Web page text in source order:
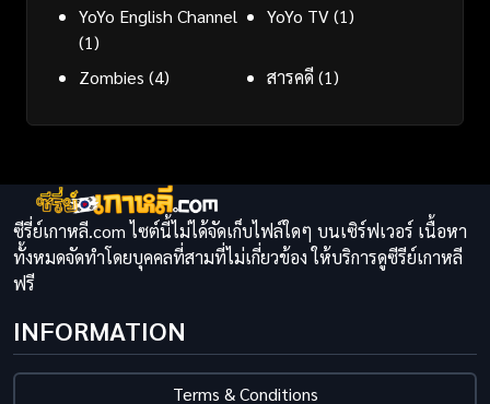
YoYo English Channel
(1)
YoYo TV(1)
Zombies (4) สารคดี(1)
ซีรี่ย์เกาหลี.com ไซต์นี้ไม่ได้จัดเก็บไฟล์ใดๆ บนเซิร์ฟเวอร์ เนื้อหา
ทั้งหมดจัดทำโดยบุคคลที่สามที่ไม่เกี่ยวข้อง ให้บริการดูซีรีย์เกาหลี
ฟรี
INFORMATION
Terms & Conditions